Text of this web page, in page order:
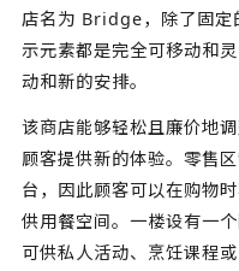
店名为 Bridge，除了固定
示元素都是完全可移动和
动和新的安排。
该商店能够轻松且廉价地
顾客提供新的体验。零售
台，因此顾客可以在购物
供用餐空间。一楼设有一
可供私人活动、烹饪课程或